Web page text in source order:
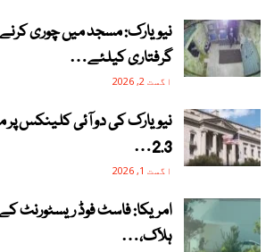
نیویارک: مسجد میں چوری
گرفتاری کیلئے…
اگست 2, 2026
نیویارک کی دو آئی کلینکس پر
2.3…
اگست 1, 2026
ہلاک،…